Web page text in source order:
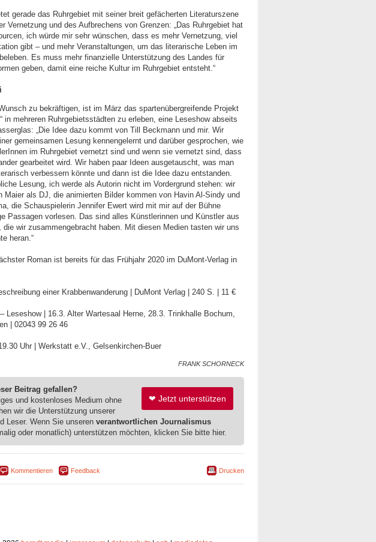
gerade das Ruhrgebiet mit seiner breit gefächerten Literaturszene
Vernetzung und des Aufbrechens von Grenzen: „Das Ruhrgebiet hat
ich würde mir sehr wünschen, dass es mehr Vernetzung, viel
gibt – und mehr Veranstaltungen, um das literarische Leben im
Es muss mehr finanzielle Unterstützung des Landes für
geben, damit eine reiche Kultur im Ruhrgebiet entsteht.“
zu bekräftigen, ist im März das spartenübergreifende Projekt
in mehreren Ruhrgebietsstädten zu erleben, eine Leseshow abseits
„Die Idee dazu kommt von Till Beckmann und mir. Wir
gemeinsamen Lesung kennengelernt und darüber gesprochen, wie
im Ruhrgebiet vernetzt sind und wenn sie vernetzt sind, dass
gearbeitet wird. Wir haben paar Ideen ausgetauscht, was man
verbessern könnte und dann ist die Idee dazu entstanden.
Lesung, ich werde als Autorin nicht im Vordergrund stehen: wir
Maier als DJ, die animierten Bilder kommen von Havin Al-Sindy und
die Schauspielerin Jennifer Ewert wird mit mir auf der Bühne
Passagen vorlesen. Das sind alles Künstlerinnen und Künstler aus
die wir zusammengebracht haben. Mit diesen Medien tasten wir uns
heran.“
Roman ist bereits für das Frühjahr 2020 im DuMont-Verlag in
einer Krabbenwanderung | DuMont Verlag | 240 S. | 11 €
Leseshow | 16.3. Alter Wartesaal Herne, 28.3. Trinkhalle Bochum,
| 02043 99 26 46
Uhr | Werkstatt e.V., Gelsenkirchen-Buer
FRANK SCHORNECK
❤ Jetzt unterstützen
Beitrag gefallen?
und kostenloses Medium ohne
wir die Unterstützung unserer
Leser. Wenn Sie unseren verantwortlichen Journalismus
oder monatlich) unterstützen möchten, klicken Sie bitte hier.
Kommentieren Feedback Drucken